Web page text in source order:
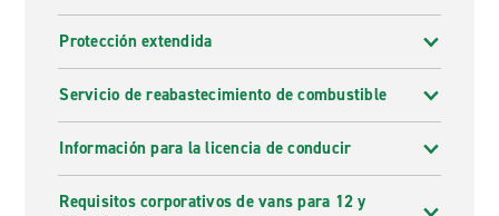
Protección extendida
Servicio de reabastecimiento de combustible
Información para la licencia de conducir
Requisitos corporativos de vans para 12 y